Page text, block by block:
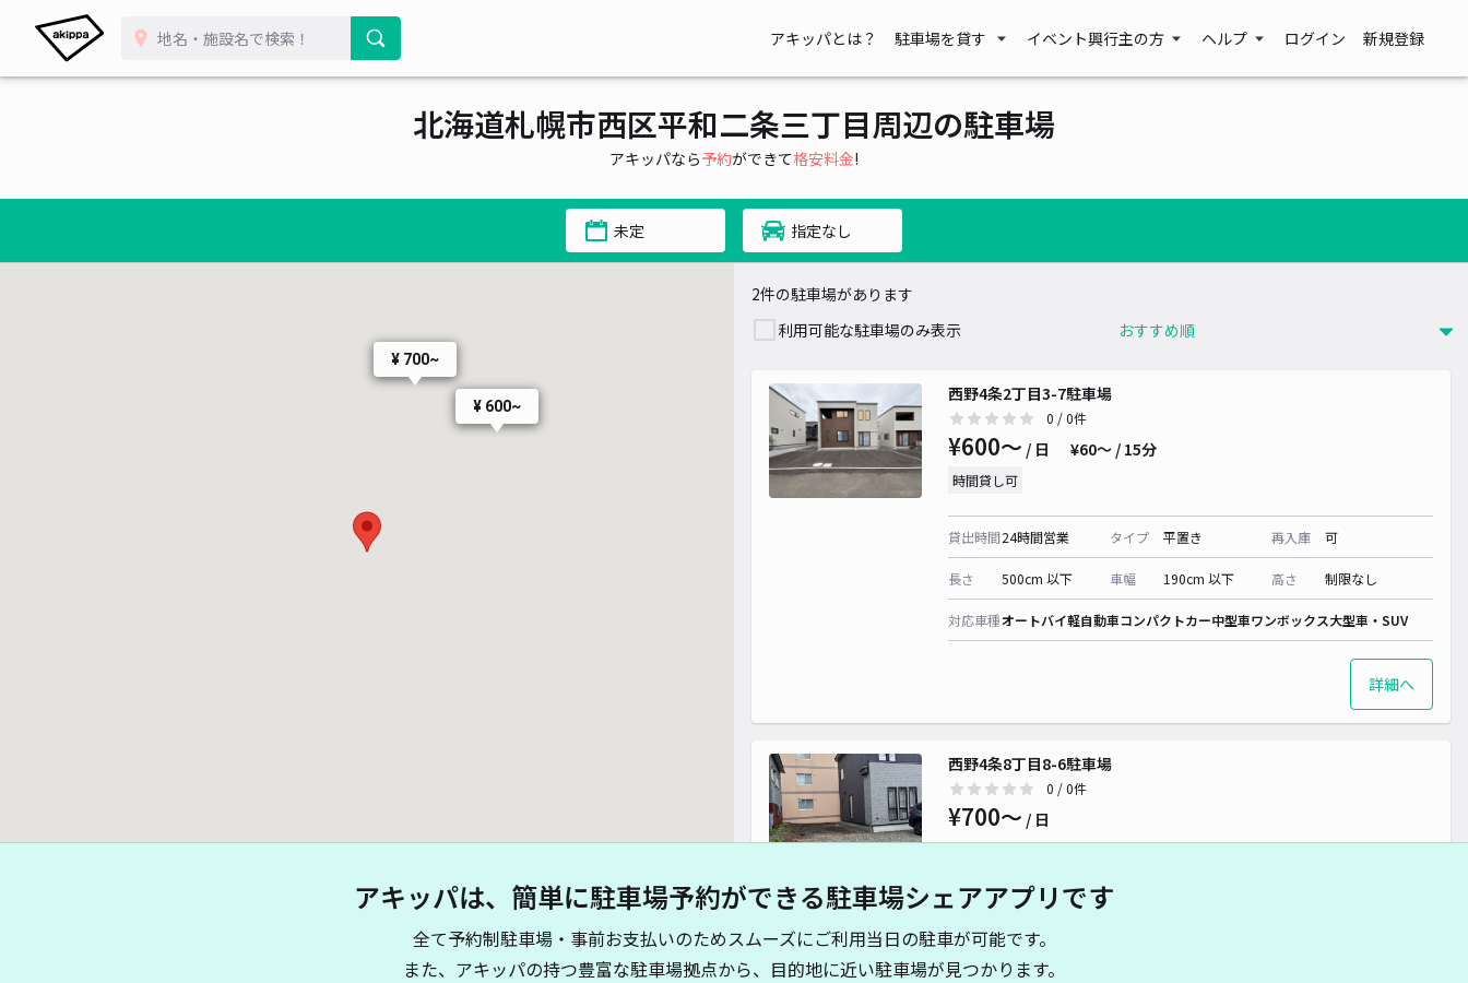
アキッパとは？ 駐車場を貸す イベント興行主の方 ヘルプ ログイン 新規登録
北海道札幌市西区平和二条三丁目周辺の駐車場
アキッパなら予約ができて格安料金!
未定 指定なし
¥ 600~
¥ 700~
2件の駐車場があります
利用可能な駐車場のみ表示
西野4条2丁目3-7駐車場
0 / 0件
¥600〜 / 日 ¥60〜 / 15分
時間貸し可
貸出時間24時間営業 タイプ 平置き 再入庫 可
長さ 500cm 以下 車幅 190cm 以下 高さ 制限なし
対応車種オートバイ軽自動車コンパクトカー中型車ワンボックス大型車・SUV
詳細へ
西野4条8丁目8-6駐車場
0 / 0件
¥700〜 / 日
貸出時間 24時間営業
長さ 500cm 以下
アキッパは、簡単に駐車場予約ができる駐車場シェアアプリです
全て予約制駐車場・事前お支払いのためスムーズにご利用当日の駐車が可能です。
また、アキッパの持つ豊富な駐車場拠点から、目的地に近い駐車場が見つかります。